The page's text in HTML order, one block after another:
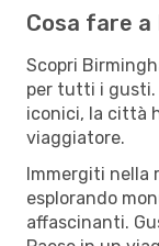
Cosa fare a
Scopri
per tutti i gusti.
iconici, la città
viaggiatore.
Immergiti nella
esplorando
affascinanti.